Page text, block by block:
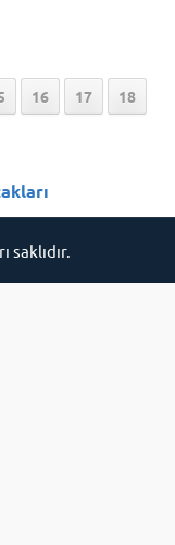
16 17 18
saklıdır.